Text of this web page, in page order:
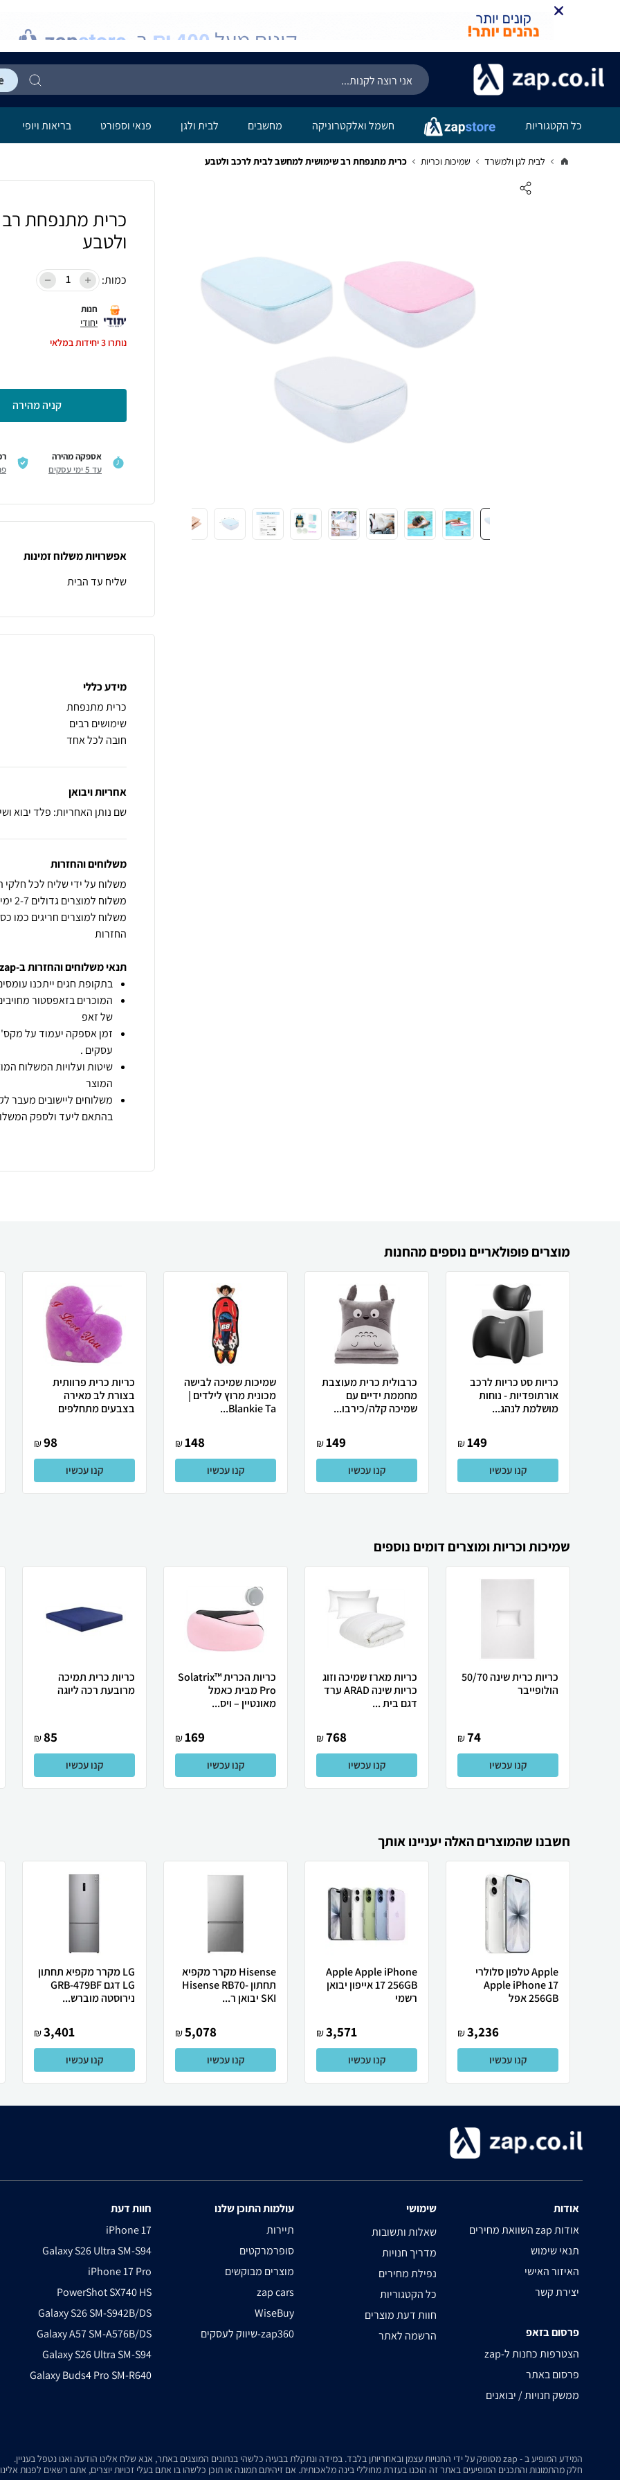
כל הקטגוריות חשמל ואלקטרוניקה מחשבים לבית ולגן פנאי וספורט בריאות ויופי
לבית לגן ולמשרד שמיכות וכריות כרית מתנפחת רב שימושית למחשב לבית לרכב ולטבע
כרית מתנפחת
ולטבע
כמות:
חנות
יחודי
נותרו3יחידות במלאי
קניה מהירה
אספקה מהירה
עד 5 ימי עסקים
אפשרויות משלוח זמינות
שליח עד הבית
מידע כללי
חובה לכל אחד
אחריות ויבואן
שם נותן האחריות: פלד יבוא
משלוחים והחזרות
החזרות
תנאי משלוחים והחזרות ב-zap
בתקופת חגים ייתכנו
המוכרים בזאפסטור
של זאפ
זמן אספקה יעמוד על מקס' 7 ימי עסקים מיום
עסקים .
שיטות ועלויות המשלוח
המוצר
משלוחים ליישובים מעבר
בהתאם ליעד ולספק
מוצרים פופולאריים נוספים מהחנות
כריות סט כריות לרכב
אורתופדיות - נוחות
מושלמת לנהג...
149
₪
קנו עכשיו
כרבולית כרית מעוצבת
מחממת ידיים עם
שמיכה קלה/כירבו...
149
₪
קנו עכשיו
שמיכות שמיכה לבישה
מכונית מרוץ לילדים |
Blankie Ta...
148
₪
קנו עכשיו
כריות כרית פרוותית
בצורת לב מאירה
בצבעים מתחלפים
98
₪
קנו עכשיו
שמיכות וכריות ומוצרים דומים נוספים
כריות כרית שינה 50/70
הולופייבר
74
₪
קנו עכשיו
כריות מארז שמיכה וזוג
כריות שינה ARAD ערד
דגם בית ...
768
₪
קנו עכשיו
כריות הכרית Solatrix™
Pro מבית כאמל
מאונטיין – ויס...
169
₪
קנו עכשיו
כריות כרית תמיכה
מרובעת רכה ליוגה
85
₪
קנו עכשיו
חשבנו שהמוצרים האלה יעניינו אותך
Apple טלפון סלולרי
Apple iPhone 17
256GB אפל
3,236
₪
קנו עכשיו
Apple Apple iPhone
17 256GB אייפון יבואן
רשמי
3,571
₪
קנו עכשיו
Hisense מקרר ‏מקפיא
תחתון Hisense RB70-
SKI יבואן ר...
5,078
₪
קנו עכשיו
LG מקרר מקפיא תחתון
LG דגם GRB-479BF
נירוסטה מוברש...
3,401
₪
קנו עכשיו
אודות
השוואת מחירים zap אודות
תנאי שימוש
האיזור האישי
יצירת קשר
פרסום בזאפ
zap-הצטרפות כחנות ל
פרסום באתר
ממשק חנויות / יבואנים
שימושי
שאלות ותשובות
מדריך חנויות
נפילת מחירים
כל הקטגוריות
חוות דעת מוצרים
הרשמה לאתר
עולמות התוכן שלנו
תיירות
סופרמרקטים
מוצרים מבוקשים
zap cars
WiseBuy
שיווק לעסקים-zap360
חוות דעת
iPhone 17
Galaxy S26 Ultra SM-S94
iPhone 17 Pro
PowerShot SX740 HS
Galaxy S26 SM-S942B/DS
Galaxy A57 SM-A576B/DS
Galaxy S26 Ultra SM-S94
Galaxy Buds4 Pro SM-R640
המידע המופיע ב - zap מסופק על ידי החנויות עצמן ובאחריותן בלבד. במידה ונתקלת בבעיה כלשהי בנתונים המוצגים באתר, אנא שלח אלינו הודעה ואנו נטפל בעניין.
חלק מהתמונות והתכנים המופיעים באתר זה הוכנו בעזרת מחוללי בינה מלאכותית. אם זיהיתם תמונה או תוכן כלשהו בו אתם בעלי זכויות יוצרים, אתם רשאים לפנות